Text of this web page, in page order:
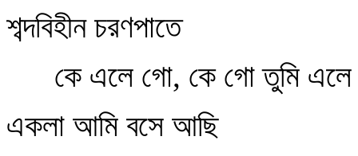
শব্দবিহীন চরণপাতে
কে এলে গো, কে গো তুমি
একলা আমি বসে আছি